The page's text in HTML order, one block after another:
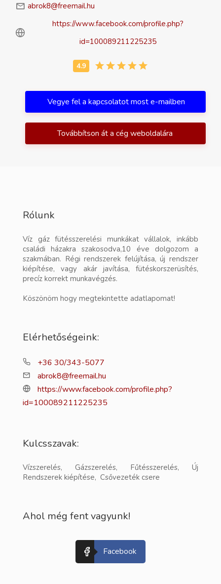
abrok8@freemail.hu
https://www.facebook.com/profile.php?
id=100089211225235
Vegye fel a kapcsolatot most e-mailben
Továbbítson át a cég weboldalára
Rólunk
Víz gáz fütésszerelési munkákat vállalok, inkább
családi házakra szakosodva,10 éve dolgozom a
szakmában. Régi rendszerek felújítása, új rendszer
kiépítése, vagy akár javítása, fütéskorszerüsítés,
precíz korrekt munkavégzés.
Köszönöm hogy megtekintette adatlapomat!
Elérhetőségeink:
+36 30/343-5077
abrok8@freemail.hu
https://www.facebook.com/profile.php?
id=100089211225235
Kulcsszavak:
Vízszerelés, Gázszerelés, Fűtésszerelés, Új
Rendszerek kiépítése, Csővezeték csere
Ahol még fent vagyunk!
Facebook